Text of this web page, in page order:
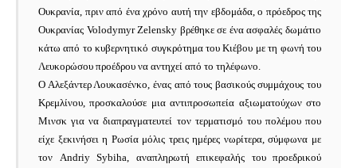
Ουκρανία, πριν από ένα χρόνο αυτή την εβδομάδα, ο πρόεδρος της
Ουκρανίας Volodymyr Zelensky βρέθηκε σε ένα ασφαλές δωμάτιο
κάτω από το κυβερνητικό συγκρότημα του Κιέβου με τη φωνή του
Λευκορώσου προέδρου να αντηχεί από το τηλέφωνο.
Ο Αλεξάντερ Λουκασένκο, ένας από τους βασικούς συμμάχους του
Κρεμλίνου, προσκαλούσε μια αντιπροσωπεία αξιωματούχων στο
Μινσκ για να διαπραγματευτεί τον τερματισμό του πολέμου που
είχε ξεκινήσει η Ρωσία μόλις τρεις ημέρες νωρίτερα, σύμφωνα με
τον Andriy Sybiha, αναπληρωτή επικεφαλής του προεδρικού